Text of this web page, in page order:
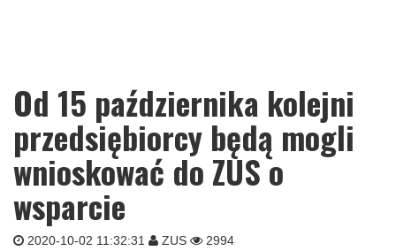
Od 15 października kolejni
przedsiębiorcy będą mogli
wnioskować do ZUS o
wsparcie
2020-10-02 11:32:31 ZUS 2994